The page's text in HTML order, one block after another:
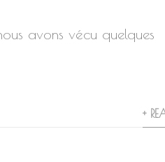
avons vécu quelques
+